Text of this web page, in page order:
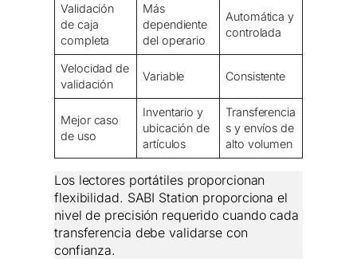
Validación
de caja
completa
Más
dependiente
del operario
Automática y
controlada
Velocidad de
validación
Variable Consistente
Mejor caso
de uso
Inventario y
ubicación de
artículos
Transferencia
s y envíos de
alto volumen
Los lectores portátiles proporcionan
flexibilidad. SABI Station proporciona el
nivel de precisión requerido cuando cada
transferencia debe validarse con
confianza.